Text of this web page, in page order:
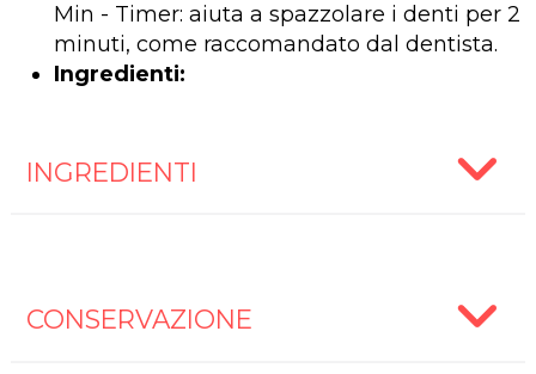
Min - Timer: aiuta a spazzolare i denti per 2
minuti, come raccomandato dal dentista.
Ingredienti:
INGREDIENTI
CONSERVAZIONE